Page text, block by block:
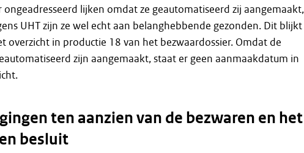
ongeadresseerd lijken omdat ze geautomatiseerd zij aangemaakt,
UHT zijn ze wel echt aan belanghebbende gezonden. Dit blijkt
overzicht in productie 18 van het bezwaardossier. Omdat de
zijn aangemaakt, staat er geen aanmaakdatum in
ten aanzien van de bezwaren en het
besluit